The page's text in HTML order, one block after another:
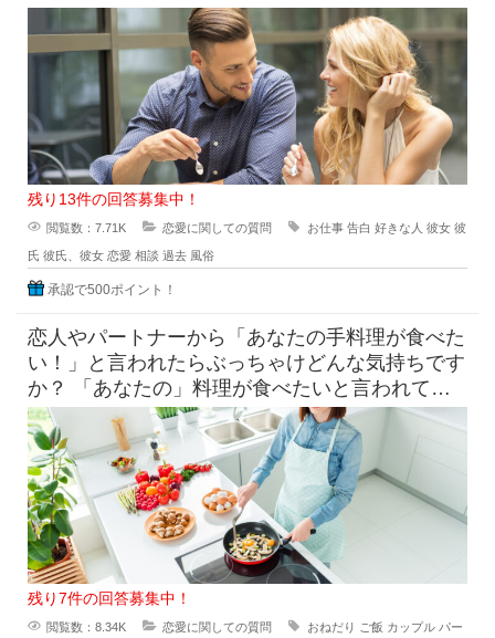
が、それを経ていまの自分がある
残り13件の回答募集中！
閲覧数：7.71K 恋愛に関しての質問 お仕事 告白 好きな人 彼女 彼
氏 彼氏、彼女 恋愛 相談 過去 風俗
承認で500ポイント！
恋人やパートナーから「あなたの手料理が食べた
い！」と言われたらぶっちゃけどんな気持ちです
か？ 「あなたの」料理が食べたいと言われて素
直に嬉しいという気持ち
残り7件の回答募集中！
閲覧数：8.34K 恋愛に関しての質問 おねだり ご飯 カップル パー